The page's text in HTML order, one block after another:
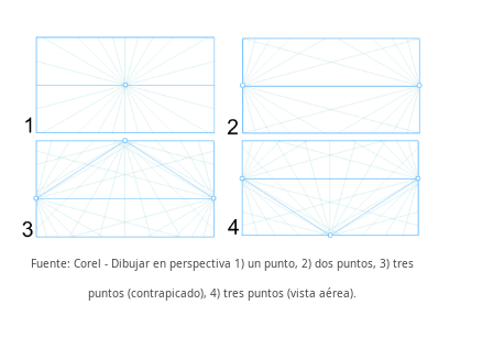
Fuente: Corel - Dibujar en perspectiva 1) un punto, 2) dos puntos, 3) tres
puntos (contrapicado), 4) tres puntos (vista aérea).